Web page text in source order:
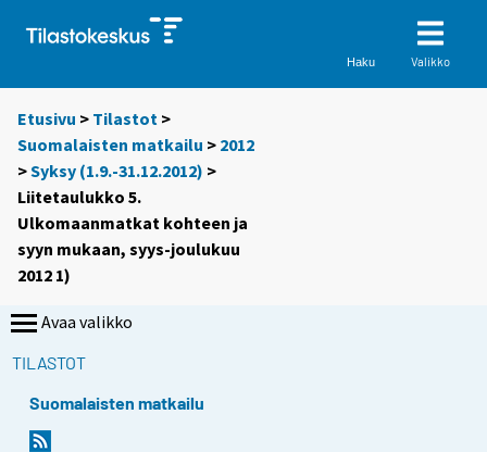
Haku Valikko
Etusivu > Tilastot >
Suomalaisten matkailu > 2012
>Syksy (1.9.-31.12.2012) >
Liitetaulukko 5.
Ulkomaanmatkat kohteen ja
syyn mukaan, syys-joulukuu
2012 1)
Avaa valikko
TILASTOT
Suomalaisten matkailu